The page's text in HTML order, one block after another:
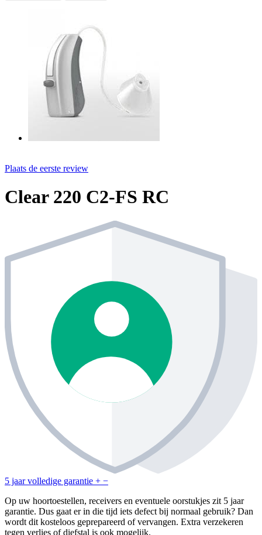
Plaats de eerste review
Clear 220 C2-FS RC
5 jaar volledige garantie + −
Op uw hoortoestellen, receivers en eventuele oorstukjes zit 5 jaar
garantie. Dus gaat er in die tijd iets defect bij normaal gebruik? Dan
wordt dit kosteloos geprepareerd of vervangen. Extra verzekeren
tegen verlies of diefstal is ook mogelijk.